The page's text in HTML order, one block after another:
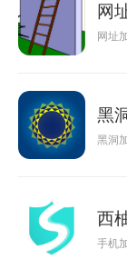
网
网址
黑
黑洞
西
手机